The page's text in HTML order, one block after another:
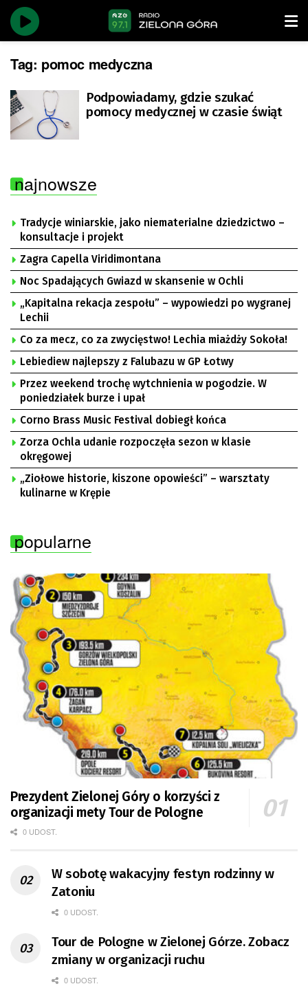
Tag: pomoc medyczna
Podpowiadamy, gdzie szukać
pomocy medycznej w czasie świąt
najnowsze
Tradycje winiarskie, jako niematerialne dziedzictwo –
konsultacje i projekt
Zagra Capella Viridimontana
Noc Spadających Gwiazd w skansenie w Ochli
„Kapitalna rekacja zespołu” – wypowiedzi po wygranej
Lechii
Co za mecz, co za zwycięstwo! Lechia miażdży Sokoła!
Lebiediew najlepszy z Falubazu w GP Łotwy
Przez weekend trochę wytchnienia w pogodzie. W
poniedziałek burze i upał
Corno Brass Music Festival dobiegł końca
Zorza Ochla udanie rozpoczęła sezon w klasie
okręgowej
„Ziołowe historie, kiszone opowieści” – warsztaty
kulinarne w Krępie
popularne
Prezydent Zielonej Góry o korzyści z
organizacji mety Tour de Pologne
0 UDOST.
W sobotę wakacyjny festyn rodzinny w
Zatoniu
0 UDOST.
Tour de Pologne w Zielonej Górze. Zobacz
zmiany w organizacji ruchu
0 UDOST.